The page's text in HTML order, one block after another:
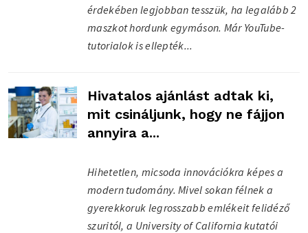
érdekében legjobban tesszük, ha legalább 2
maszkot hordunk egymáson. Már YouTube-
tutorialok is ellepték...
Hivatalos ajánlást adtak ki,
mit csináljunk, hogy ne fájjon
annyira a...
Hihetetlen, micsoda innovációkra képes a
modern tudomány. Mivel sokan félnek a
gyerekkoruk legrosszabb emlékeit felidéző
szuritól, a University of California kutatói